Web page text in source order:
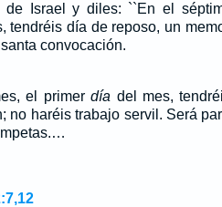
Israel y diles: ``En el
tendréis día de reposo, un
convocación.
el primerdía del mes,
no haréis trabajo servil. Será